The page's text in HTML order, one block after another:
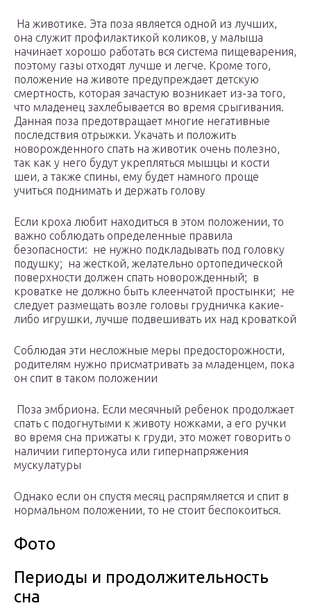
На животике. Эта поза является одной из лучших,
она служит профилактикой коликов, у малыша
начинает хорошо работать вся система пищеварения,
поэтому газы отходят лучше и легче. Кроме того,
положение на животе предупреждает детскую
смертность, которая зачастую возникает из-за того,
что младенец захлебывается во время срыгивания.
Данная поза предотвращает многие негативные
последствия отрыжки. Укачать и положить
новорожденного спать на животик очень полезно,
так как у него будут укрепляться мышцы и кости
шеи, а также спины, ему будет намного проще
учиться поднимать и держать голову
Если кроха любит находиться в этом положении, то
важно соблюдать определенные правила
безопасности: не нужно подкладывать под головку
подушку; на жесткой, желательно ортопедической
поверхности должен спать новорожденный; в
кроватке не должно быть клеенчатой простынки; не
следует размещать возле головы грудничка какие-
либо игрушки, лучше подвешивать их над кроваткой
Соблюдая эти несложные меры предосторожности,
родителям нужно присматривать за младенцем, пока
он спит в таком положении
Поза эмбриона. Если месячный ребенок продолжает
спать с подогнутыми к животу ножками, а его ручки
во время сна прижаты к груди, это может говорить о
наличии гипертонуса или гипернапряжения
мускулатуры
Однако если он спустя месяц распрямляется и спит в
нормальном положении, то не стоит беспокоиться.
Фото
Периоды и продолжительность
сна